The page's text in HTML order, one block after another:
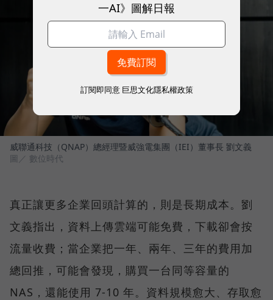
威聯通科技（QNAP）總經理暨威強電集團（IEI）董事長 劉文義
圖／ 數位時代
真正讓更多企業回頭計算的，則是長期成本。劉
文義指出，資料上傳雲端可能免費，下載卻會按
流量收費；當企業把一年、兩年、三年的費用加
總回推，可能會發現，購買一台同等容量的
NAS，還能使用 7-10 年。資料規模愈大、存取愈
一AI》圖解日報
訂閱即同意 巨思文化隱私權政策